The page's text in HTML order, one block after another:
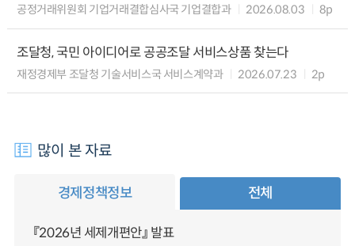
공정거래위원회 기업거래결합심사국 기업결합과 2026.08.03 8p
조달청, 국민 아이디어로 공공조달 서비스상품 찾는다
재정경제부 조달청 기술서비스국 서비스계약과 2026.07.23 2p
많이 본 자료
경제정책정보 전체
『2026년 세제개편안』 발표